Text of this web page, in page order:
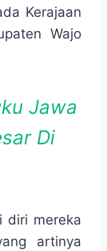
Kerajaan
Wajo
Jawa
Di
diri mereka
artinya